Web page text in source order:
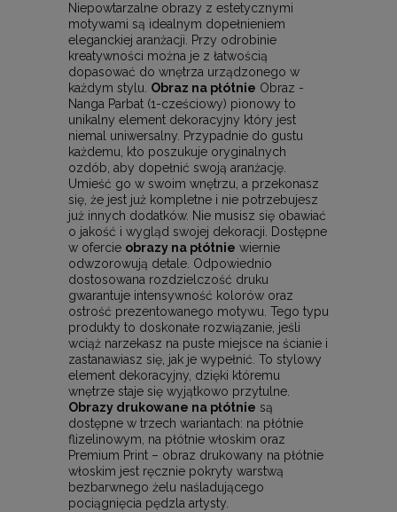
Niepowtarzalne obrazy z estetycznymi
motywami są idealnym dopełnieniem
eleganckiej aranżacji. Przy odrobinie
kreatywności można je z łatwością
dopasować do wnętrza urządzonego w
każdym stylu. Obraz na płótnie Obraz -
Nanga Parbat (1-cześciowy) pionowy to
unikalny element dekoracyjny który jest
niemal uniwersalny. Przypadnie do gustu
każdemu, kto poszukuje oryginalnych
ozdób, aby dopełnić swoją aranżację.
Umieść go w swoim wnętrzu, a przekonasz
się, że jest już kompletne i nie potrzebujesz
już innych dodatków. Nie musisz się obawiać
o jakość i wygląd swojej dekoracji. Dostępne
w ofercie obrazy na płótnie wiernie
odwzorowują detale. Odpowiednio
dostosowana rozdzielczość druku
gwarantuje intensywność kolorów oraz
ostrość prezentowanego motywu. Tego typu
produkty to doskonałe rozwiązanie, jeśli
wciąż narzekasz na puste miejsce na ścianie i
zastanawiasz się, jak je wypełnić. To stylowy
element dekoracyjny, dzięki któremu
wnętrze staje się wyjątkowo przytulne.
Obrazy drukowane na płótnie są
dostępne w trzech wariantach: na płótnie
flizelinowym, na płótnie włoskim oraz
Premium Print – obraz drukowany na płótnie
włoskim jest ręcznie pokryty warstwą
bezbarwnego żelu naśladującego
pociągnięcia pędzla artysty.